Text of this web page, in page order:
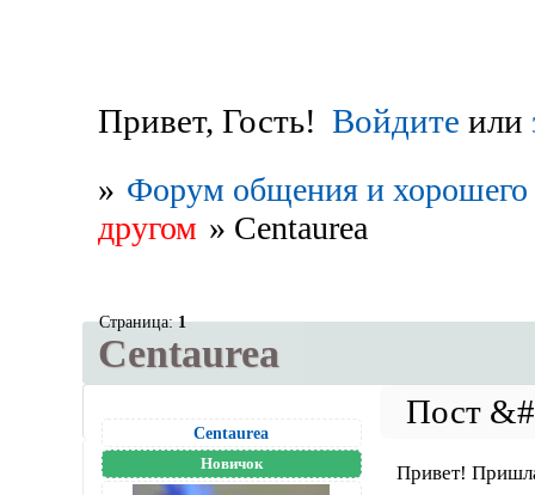
Привет, Гость! Войдите или
» Форум общения и хорошего
другом » Centaurea
Centaurea
Страница:1
Centaurea
Новичок
Привет!